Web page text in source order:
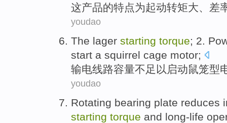
这产品的特点为起动转矩大、 差
youdao
The lager starting torque; 2.
start a squirrel cage motor;
输电线路容量不足以 启动鼠笼型
youdao
Rotating bearing plate reduces
starting torque and long-life